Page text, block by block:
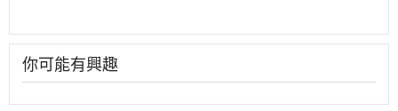
你可能有興趣